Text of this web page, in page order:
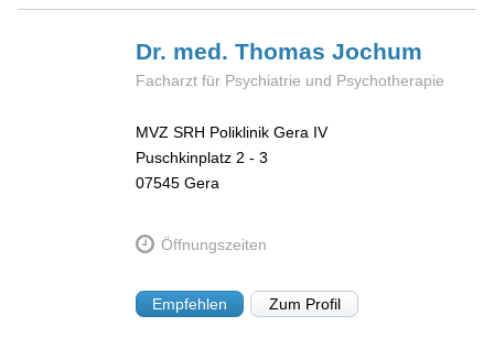
Dr. med. ThomasJochum
Facharzt für Psychiatrie und Psychotherapie
MVZ SRH Poliklinik Gera IV
Puschkinplatz 2 - 3
07545 Gera
Öffnungszeiten
Empfehlen Zum Profil